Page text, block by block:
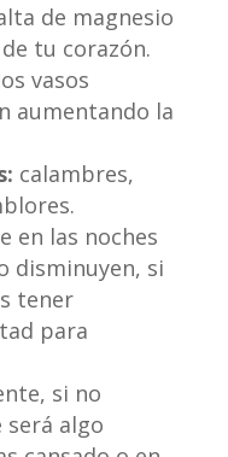
de magnesio
tu corazón.
vasos
aumentando la
calambres,
en las noches
disminuyen, si
tener
para
si no
será algo